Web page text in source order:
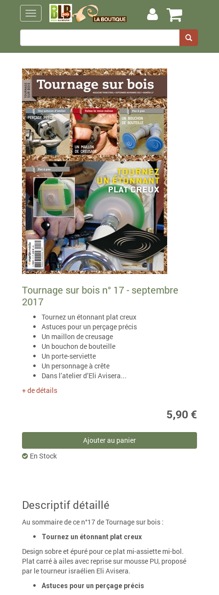
Tournage sur bois n° 17 - septembre
2017
Tournez un étonnant plat creux
Astuces pour un perçage précis
Un maillon de creusage
Un bouchon de bouteille
Un porte-serviette
Un personnage à crête
Dans l’atelier d’Eli Avisera...
+ de détails
5,90 €
Ajouter au panier
En Stock
Descriptif détaillé
Au sommaire de ce n°17 de Tournage sur bois :
Tournez un étonnant plat creux
Design sobre et épuré pour ce plat mi-assiette mi-bol.
Plat carré à ailes avec reprise sur mousse PU, proposé
par le tourneur israélien Eli Avisera.
Astuces pour un perçage précis